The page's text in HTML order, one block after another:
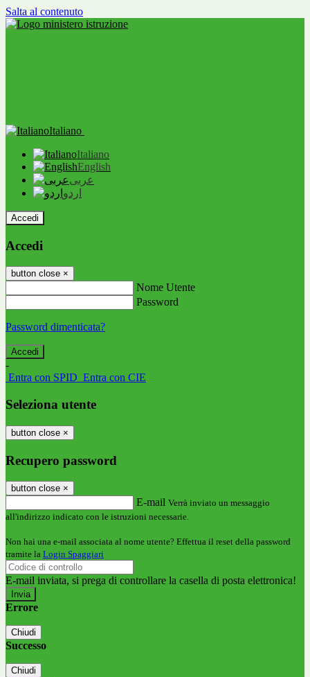
Salta al contenuto
Italiano
Italiano
English
عربى
اردو
Accedi
Accedi
button close ×
Nome Utente
Password
Password dimenticata?
-
Entra con SPID Entra con CIE
Seleziona utente
button close ×
Recupero password
button close ×
E-mail Verrà inviato un messaggio
all'indirizzo indicato con le istruzioni necessarie.
Non hai una e-mail associata al nome utente? Effettua il reset della password
tramite la Login Spaggiari
E-mail inviata, si prega di controllare la casella di posta elettronica!
Errore
Chiudi
Successo
Chiudi